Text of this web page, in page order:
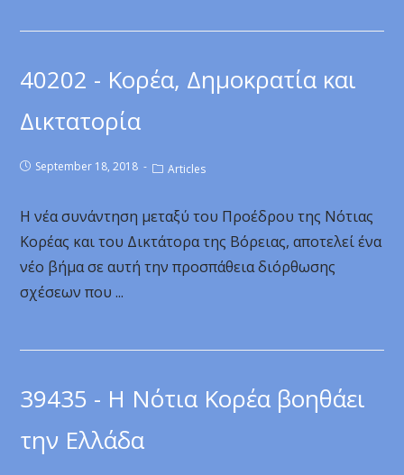
40202 - Κορέα, Δημοκρατία και
Δικτατορία
September 18, 2018 Articles
Η νέα συνάντηση μεταξύ του Προέδρου της Νότιας
Κορέας και του Δικτάτορα της Βόρειας, αποτελεί ένα
νέο βήμα σε αυτή την προσπάθεια διόρθωσης
σχέσεων που ...
39435 - Η Νότια Κορέα βοηθάει
την Ελλάδα